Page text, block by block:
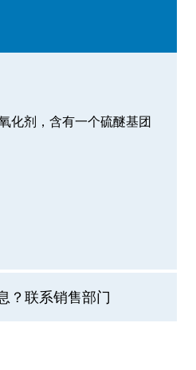
化剂，含有一个硫醚基团
？联系销售部门